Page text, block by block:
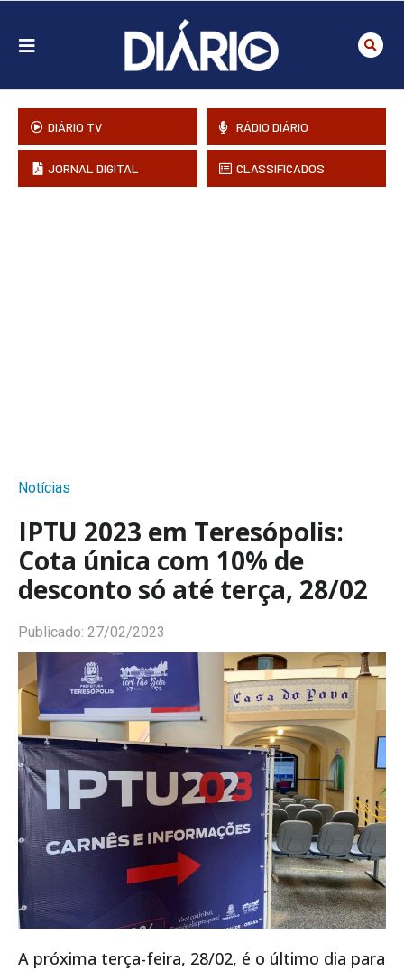
DIÁRIO TV RÁDIO DIÁRIO
JORNAL DIGITAL CLASSIFICADOS
Notícias
IPTU 2023 em Teresópolis:
Cota única com 10% de
desconto só até terça, 28/02
Publicado: 27/02/2023
A próxima terça-feira, 28/02, é o último dia para